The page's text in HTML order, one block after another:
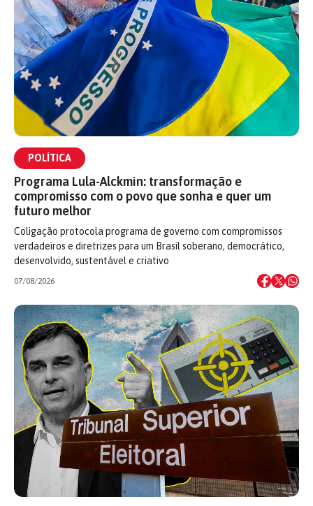
POLÍTICA
Programa Lula-Alckmin: transformação e
compromisso com o povo que sonha e quer um
futuro melhor
Coligação protocola programa de governo com compromissos
verdadeiros e diretrizes para um Brasil soberano, democrático,
desenvolvido, sustentável e criativo
07/08/2026